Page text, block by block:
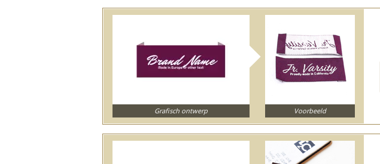
Grafisch ontwerp Voorbeeld